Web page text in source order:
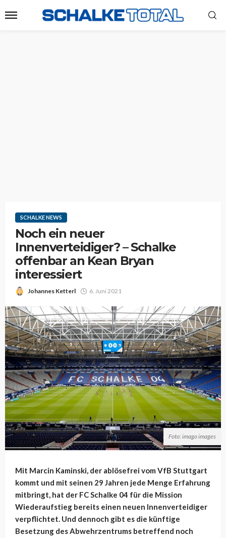
SCHALKE NEWS
Noch ein neuer
Innenverteidiger? – Schalke
offenbar an Kean Bryan
interessiert
Johannes Ketterl 6. Juni 2021
Foto: imago images
Mit Marcin Kaminski, der ablösefrei vom VfB Stuttgart
kommt und mit seinen 29 Jahren jede Menge Erfahrung
mitbringt, hat der FC Schalke 04 für die Mission
Wiederaufstieg bereits einen neuen Innenverteidiger
verpflichtet. Und dennoch gibt es die künftige
Besetzung des Abwehrzentrums betreffend noch